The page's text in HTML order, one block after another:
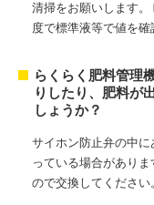
清掃をお願いします
度で標準液等で値を確
らくらく肥料管理
りしたり、肥料が
しょうか？
サイホン防止弁の中
っている場合があり
ので交換してください